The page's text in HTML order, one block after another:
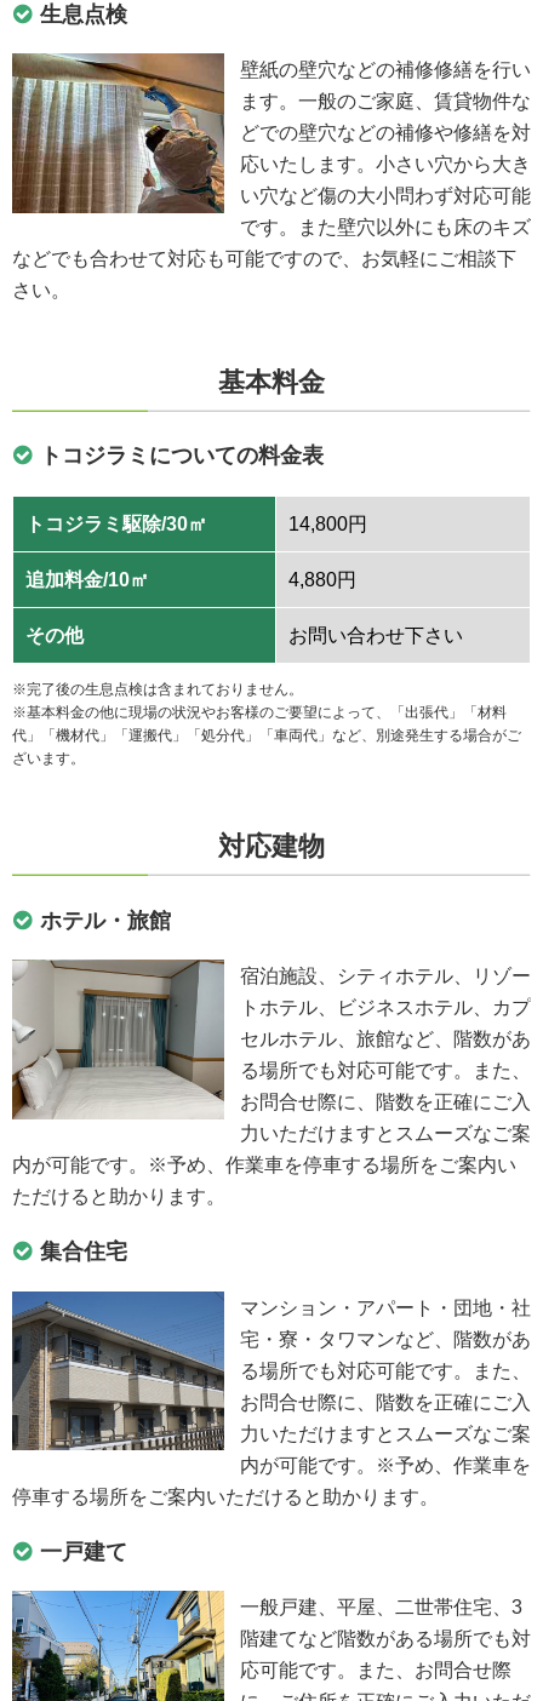
生息点検
壁紙の壁穴などの補修修繕を行い
ます。一般のご家庭、賃貸物件な
どでの壁穴などの補修や修繕を対
応いたします。小さい穴から大き
い穴など傷の大小問わず対応可能
です。また壁穴以外にも床のキズ
などでも合わせて対応も可能ですので、お気軽にご相談下
さい。
基本料金
トコジラミについての料金表
トコジラミ駆除/30㎡ 14,800円
追加料金/10㎡ 4,880円
その他 お問い合わせ下さい
※完了後の生息点検は含まれておりません。
※基本料金の他に現場の状況やお客様のご要望によって、「出張代」「材料
代」「機材代」「運搬代」「処分代」「車両代」など、別途発生する場合がご
ざいます。
対応建物
ホテル・旅館
宿泊施設、シティホテル、リゾー
トホテル、ビジネスホテル、カプ
セルホテル、旅館など、階数があ
る場所でも対応可能です。また、
お問合せ際に、階数を正確にご入
力いただけますとスムーズなご案
内が可能です。※予め、作業車を停車する場所をご案内い
ただけると助かります。
集合住宅
マンション・アパート・団地・社
宅・寮・タワマンなど、階数があ
る場所でも対応可能です。また、
お問合せ際に、階数を正確にご入
力いただけますとスムーズなご案
内が可能です。※予め、作業車を
停車する場所をご案内いただけると助かります。
一戸建て
一般戸建、平屋、二世帯住宅、3
階建てなど階数がある場所でも対
応可能です。また、お問合せ際